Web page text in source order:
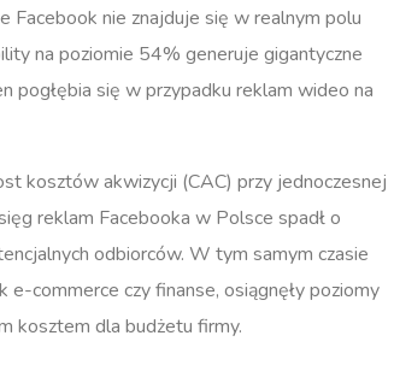
nie znajduje się w realnym polu
na poziomie 54% generuje gigantyczne
pogłębia się w przypadku reklam wideo na
kosztów akwizycji (CAC) przy jednoczesnej
reklam Facebooka w Polsce spadł o
odbiorców. W tym samym czasie
commerce czy finanse, osiągnęły poziomy
kosztem dla budżetu firmy.